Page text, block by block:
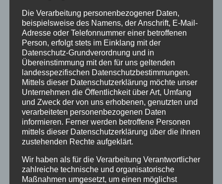
Eine Flugannullierung bedeutet, dass ein gebuchter
Flug gänzlich entfällt. Keine Flugannullierung liegt
bei bloßer Verspätung vor.
III. Ihre Rechte:
1. Flugverspätung:
Bei einer Flugverspätung haben Sie unter
bestimmten Voraussetzungen einen Anspruch auf
eine Ausgleichszahlung (Entschädigung) nach der
EU-Fluggastrechteverordnung. Zunächst ist
Voraussetzung, dass die EU-
Fluggastrechteverordnung überhaupt zur
Anwendung gelangt (vgl. Pkt. I.). Ist dies der Fall, ist
zu prüfen, ob die Verspätung der „Sphäre“ der
Fluggesellschaft zuzurechnen ist oder ob
Die Verarbeitung personenbezogener Daten,
beispielsweise des Namens, der Anschrift, E-Mail-
Adresse oder Telefonnummer einer betroffenen
Person, erfolgt stets im Einklang mit der
Datenschutz-Grundverordnung und in
Übereinstimmung mit den für uns geltenden
landesspezifischen Datenschutzbestimmungen.
Mittels dieser Datenschutzerklärung möchte unser
Unternehmen die Öffentlichkeit über Art, Umfang
und Zweck der von uns erhobenen, genutzten und
verarbeiteten personenbezogenen Daten
informieren. Ferner werden betroffene Personen
mittels dieser Datenschutzerklärung über die ihnen
zustehenden Rechte aufgeklärt.
Wir haben als für die Verarbeitung Verantwortlicher
zahlreiche technische und organisatorische
Maßnahmen umgesetzt, um einen möglichst